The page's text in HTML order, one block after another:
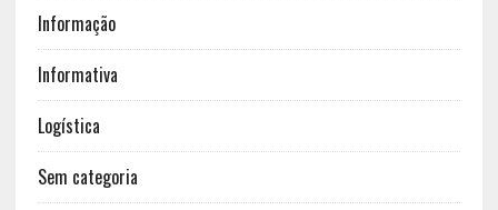
Informação
Informativa
Logística
Sem categoria